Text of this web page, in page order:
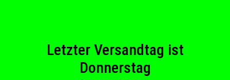
Letzter Versandtag ist
Donnerstag